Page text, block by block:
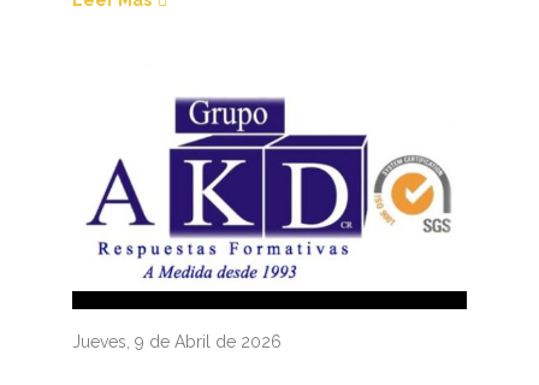
Jueves, 9 de Abril de 2026